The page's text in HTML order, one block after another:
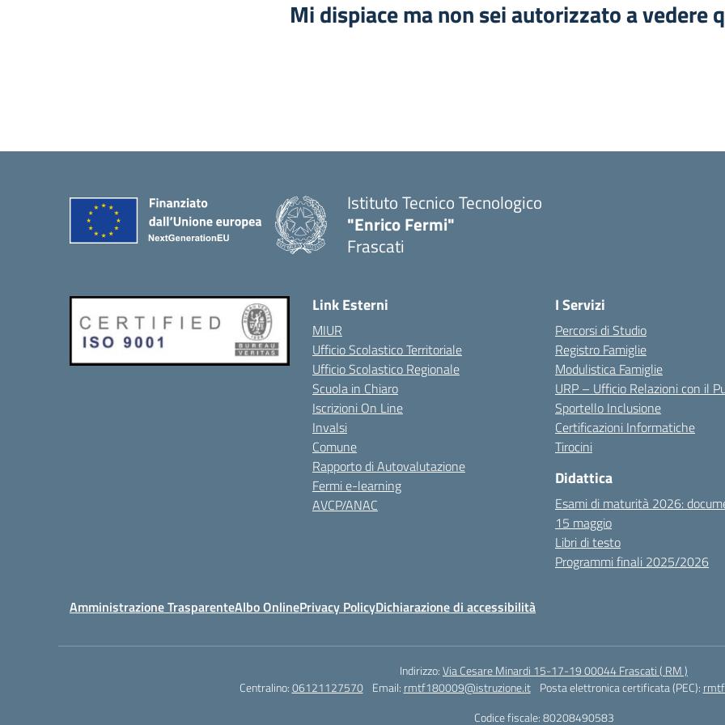
Mi dispiace ma non sei autorizzato a vedere
Istituto Tecnico Tecnologico
"Enrico Fermi"
Frascati
Link Esterni
MIUR
Ufficio Scolastico Territoriale
Ufficio Scolastico Regionale
Scuola in Chiaro
Iscrizioni On Line
Invalsi
Comune
Rapporto di Autovalutazione
Fermi e-learning
AVCP/ANAC
I Servizi
Percorsi di Studio
Registro Famiglie
Modulistica Famiglie
URP – Ufficio Relazioni con il
Sportello Inclusione
Certificazioni Informatiche
Tirocini
Didattica
Esami di maturità 2026:
15 maggio
Libri di testo
Programmi finali 2025/2026
Amministrazione TrasparenteAlbo OnlinePrivacy PolicyDichiarazione di accessibilità
Indirizzo:Via Cesare Minardi 15-17-19 00044 Frascati ( RM )
Centralino:06121127570 Email: rmtf180009@istruzione.it Posta elettronica certificata (PEC):
Codice fiscale: 80208490583